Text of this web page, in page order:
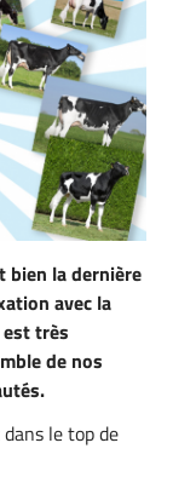
bien la dernière
avec la
très
de nos
le top de